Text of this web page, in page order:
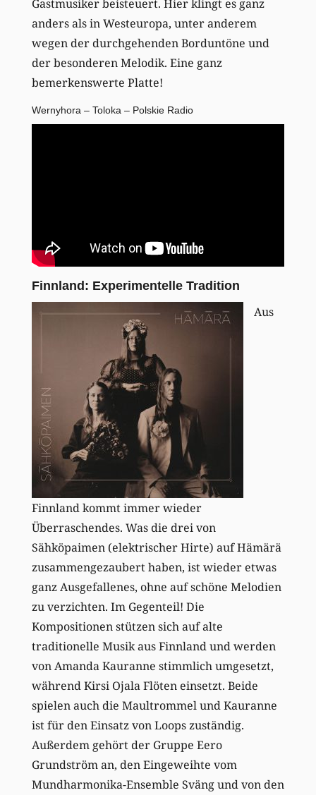
Gastmusiker beisteuert. Hier klingt es ganz
anders als in Westeuropa, unter anderem
wegen der durchgehenden Borduntöne und
der besonderen Melodik. Eine ganz
bemerkenswerte Platte!
Wernyhora – Toloka – Polskie Radio
Finnland: Experimentelle Tradition
Aus
Finnland kommt immer wieder
Überraschendes. Was die drei von
Sähköpaimen (elektrischer Hirte) auf Hämärä
zusammengezaubert haben, ist wieder etwas
ganz Ausgefallenes, ohne auf schöne Melodien
zu verzichten. Im Gegenteil! Die
Kompositionen stützen sich auf alte
traditionelle Musik aus Finnland und werden
von Amanda Kauranne stimmlich umgesetzt,
während Kirsi Ojala Flöten einsetzt. Beide
spielen auch die Maultrommel und Kauranne
ist für den Einsatz von Loops zuständig.
Außerdem gehört der Gruppe Eero
Grundström an, den Eingeweihte vom
Mundharmonika-Ensemble Sväng und von den